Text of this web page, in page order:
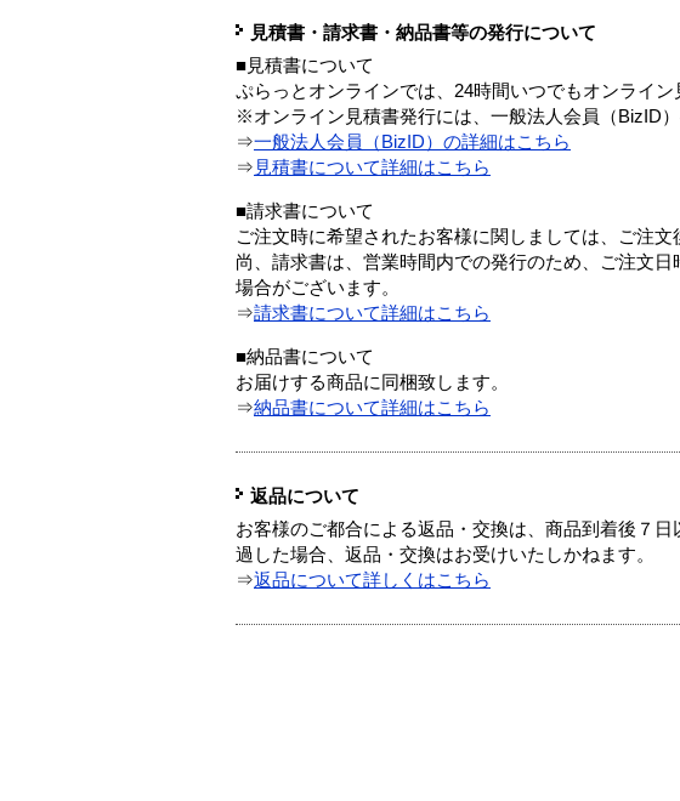
見積書・請求書・納品書等の発行について
■見積書について
ぷらっとオンラインでは、24時間いつでもオンライン
※オンライン見積書発行には、一般法人会員（BizID）
⇒一般法人会員（BizID）の詳細はこちら
⇒ 見積書について詳細はこちら
■請求書について
ご注文時に希望されたお客様に関しましては、ご注文
尚、請求書は、営業時間内での発行のため、ご注文
場合がございます。
⇒請求書について詳細はこちら
■納品書について
お届けする商品に同梱致します。
⇒納品書について詳細はこちら
返品について
お客様のご都合による返品・交換は、商品到着後７
過した場合、返品・交換はお受けいたしかねます。
⇒返品について詳しくはこちら